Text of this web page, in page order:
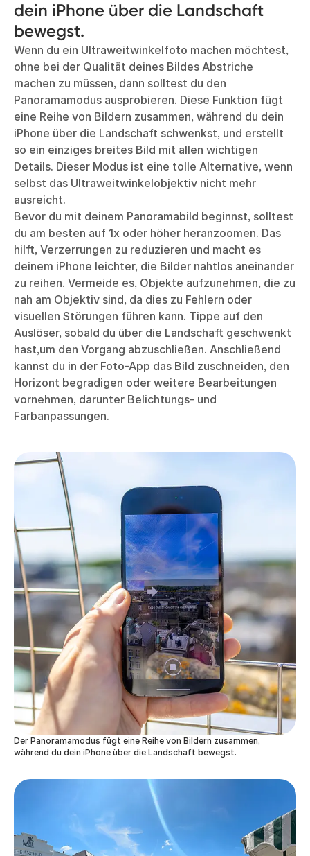
dein iPhone über die Landschaft
bewegst.
Wenn du ein Ultraweitwinkelfoto machen möchtest,
ohne bei der Qualität deines Bildes Abstriche
machen zu müssen, dann solltest du den
Panoramamodus ausprobieren. Diese Funktion fügt
eine Reihe von Bildern zusammen, während du dein
iPhone über die Landschaft schwenkst, und erstellt
so ein einziges breites Bild mit allen wichtigen
Details. Dieser Modus ist eine tolle Alternative, wenn
selbst das Ultraweitwinkelobjektiv nicht mehr
ausreicht.
Bevor du mit deinem Panoramabild beginnst, solltest
du am besten auf 1x oder höher heranzoomen. Das
hilft, Verzerrungen zu reduzieren und macht es
deinem iPhone leichter, die Bilder nahtlos aneinander
zu reihen. Vermeide es, Objekte aufzunehmen, die zu
nah am Objektiv sind, da dies zu Fehlern oder
visuellen Störungen führen kann. Tippe auf den
Auslöser, sobald du über die Landschaft geschwenkt
hast,um den Vorgang abzuschließen. Anschließend
kannst du in der Foto-App das Bild zuschneiden, den
Horizont begradigen oder weitere Bearbeitungen
vornehmen, darunter Belichtungs- und
Farbanpassungen.
Der Panoramamodus fügt eine Reihe von Bildern zusammen,
während du dein iPhone über die Landschaft bewegst.